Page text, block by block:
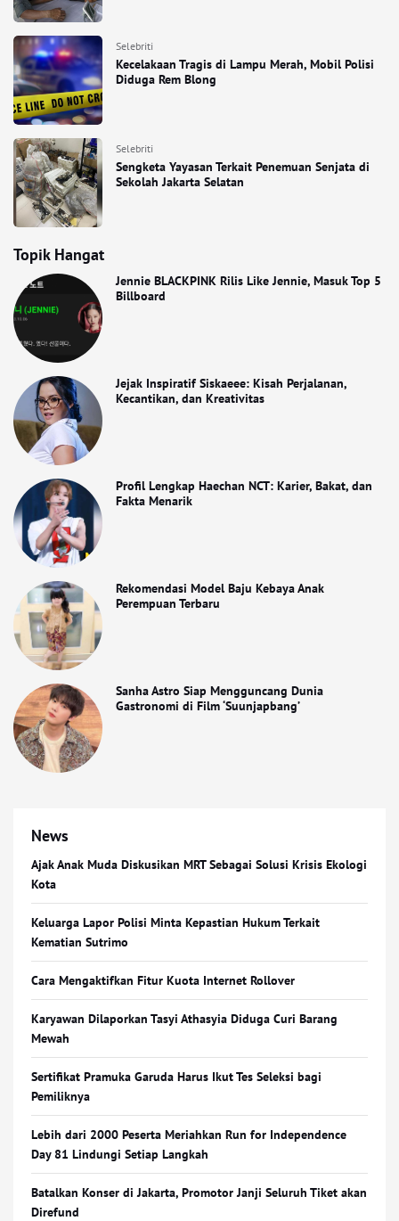
Selebriti
Kecelakaan Tragis di Lampu Merah, Mobil Polisi
Diduga Rem Blong
Selebriti
Sengketa Yayasan Terkait Penemuan Senjata di
Sekolah Jakarta Selatan
Topik Hangat
Jennie BLACKPINK Rilis Like Jennie, Masuk Top 5
Billboard
Jejak Inspiratif Siskaeee: Kisah Perjalanan,
Kecantikan, dan Kreativitas
Profil Lengkap Haechan NCT: Karier, Bakat, dan
Fakta Menarik
Rekomendasi Model Baju Kebaya Anak
Perempuan Terbaru
Sanha Astro Siap Mengguncang Dunia
Gastronomi di Film ‘Suunjapbang’
News
Ajak Anak Muda Diskusikan MRT Sebagai Solusi Krisis Ekologi
Kota
Keluarga Lapor Polisi Minta Kepastian Hukum Terkait
Kematian Sutrimo
Cara Mengaktifkan Fitur Kuota Internet Rollover
Karyawan Dilaporkan Tasyi Athasyia Diduga Curi Barang
Mewah
Sertifikat Pramuka Garuda Harus Ikut Tes Seleksi bagi
Pemiliknya
Lebih dari 2000 Peserta Meriahkan Run for Independence
Day 81 Lindungi Setiap Langkah
Batalkan Konser di Jakarta, Promotor Janji Seluruh Tiket akan
Direfund